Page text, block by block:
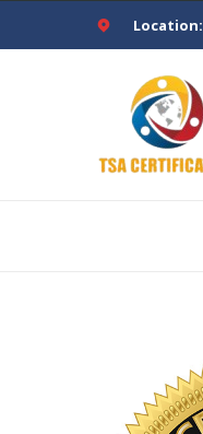
Location: